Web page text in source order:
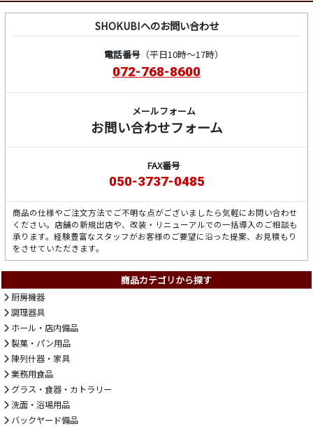
SHOKUBIへのお問い合わせ
電話番号（平日10時～17時）
072-768-8600
メールフォーム
お問い合わせフォーム
FAX番号
050-3737-0485
商品の仕様やご注文方法でご不明な点がございましたら気軽にお問い合わせ
ください。店舗の新規出店や、改装・リニューアルでの一括導入のご相談も
承ります。経験豊富なスタッフがお客様のご要望に沿った提案、お見積もり
をさせていただきます。
商品カテゴリから探す
厨房機器
調理器具
ホール・店内備品
製菓・パン用品
陳列什器・家具
業務用食品
グラス・食器・カトラリー
洗面・浴場用品
バックヤード備品